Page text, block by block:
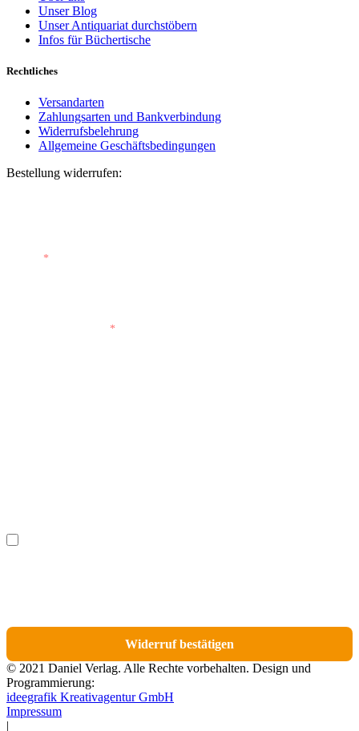
Unser Blog
Unser Antiquariat durchstöbern
Infos für Büchertische
Rechtliches
Versandarten
Zahlungsarten und Bankverbindung
Widerrufsbelehrung
Allgemeine Geschäftsbedingungen
Bestellung widerrufen:
*
*
Ich möchte bestimmte Positionen für den Widerruf
Widerruf bestätigen
© 2021 Daniel Verlag. Alle Rechte vorbehalten. Design und
Programmierung:
ideegrafik Kreativagentur GmbH
Impressum
|